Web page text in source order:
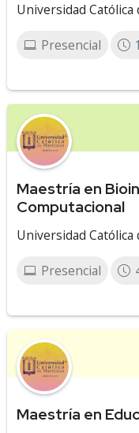
Universidad Católica
Presencial
Maestría en
Computacional
Universidad Católica
Presencial
Maestría en